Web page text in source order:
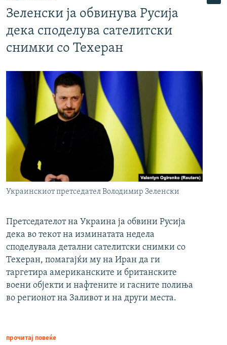
Зеленски ја обвинува Русија
дека споделува сателитски
снимки со Техеран
Украинскиот претседател Володимир Зеленски
Претседателот на Украина ја обвини Русија
дека во текот на изминатата недела
споделувала детални сателитски снимки со
Техеран, помагајќи му на Иран да ги
таргетира американските и британските
воени објекти и нафтените и гасните полиња
во регионот на Заливот и на други места.
прочитај повеќе